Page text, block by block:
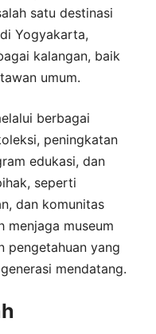
satu destinasi
Yogyakarta,
kalangan, baik
umum.
berbagai
peningkatan
edukasi, dan
seperti
dan komunitas
menjaga museum
pengetahuan yang
mendatang.